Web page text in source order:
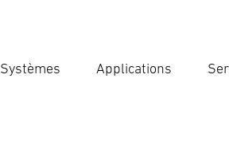
Systèmes Applications